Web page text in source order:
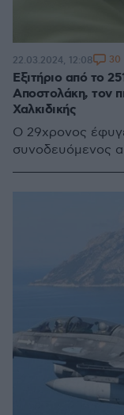
Εξιτήριο από το
Αποστολάκη, τον
Χαλκιδικής
Ο 29χρονος
συνοδευόμενος
22.03.2024, 12:08 30